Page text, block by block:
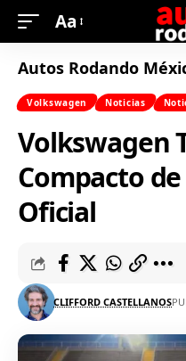
Aa
Autos Rodando
Volkswagen Noticias
Volkswagen
Compacto de
Oficial
CLIFFORD CASTELLANOS